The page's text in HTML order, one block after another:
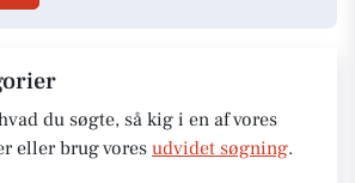
du søgte, så kig i en af vores
eller brug vores udvidet søgning.